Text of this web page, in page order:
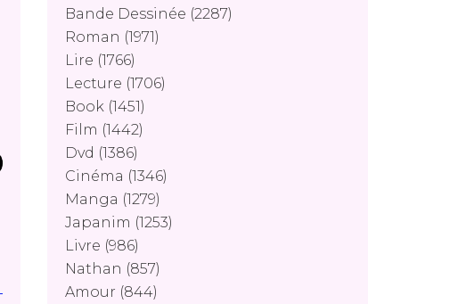
Bande Dessinée (2287)
Roman (1971)
Lire (1766)
Lecture (1706)
Book (1451)
Film (1442)
Dvd (1386)
Cinéma (1346)
Manga (1279)
Japanim (1253)
Livre (986)
Nathan (857)
Amour (844)